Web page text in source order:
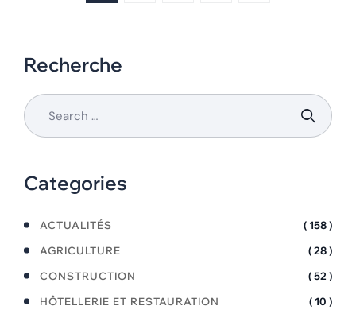
Recherche
Categories
ACTUALITÉS
( 158 )
AGRICULTURE
( 28 )
CONSTRUCTION
( 52 )
HÔTELLERIE ET RESTAURATION
( 10 )